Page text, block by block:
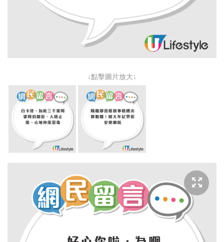
↓點擊圖片放大↓